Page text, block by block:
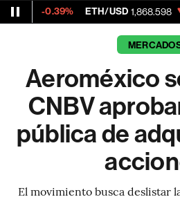
ETH/USD 1,868.598 -0.36%
Aeroméxico
CNBV
pública de
El movimiento busca deslistar